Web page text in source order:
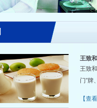
王致
王致
门”牌
【查